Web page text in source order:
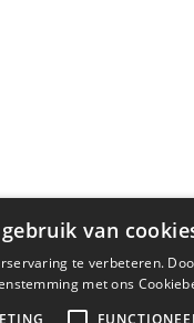
van
te verbeteren.
met ons